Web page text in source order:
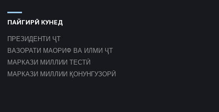
ПАЙГИРӢ КУНЕД
ПРЕЗИДЕНТИ ҶТ
ВАЗОРАТИ МАОРИФ ВА ИЛМИ ҶТ
МАРКАЗИ МИЛЛИИ ТЕСТӢ
МАРКАЗИ МИЛЛИИ ҚОНУНГУЗОРӢ